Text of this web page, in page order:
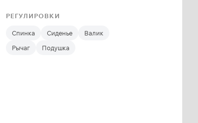
РЕГУЛИРОВКИ
Спинка Сиденье
Валик
Рычаг
Подушка